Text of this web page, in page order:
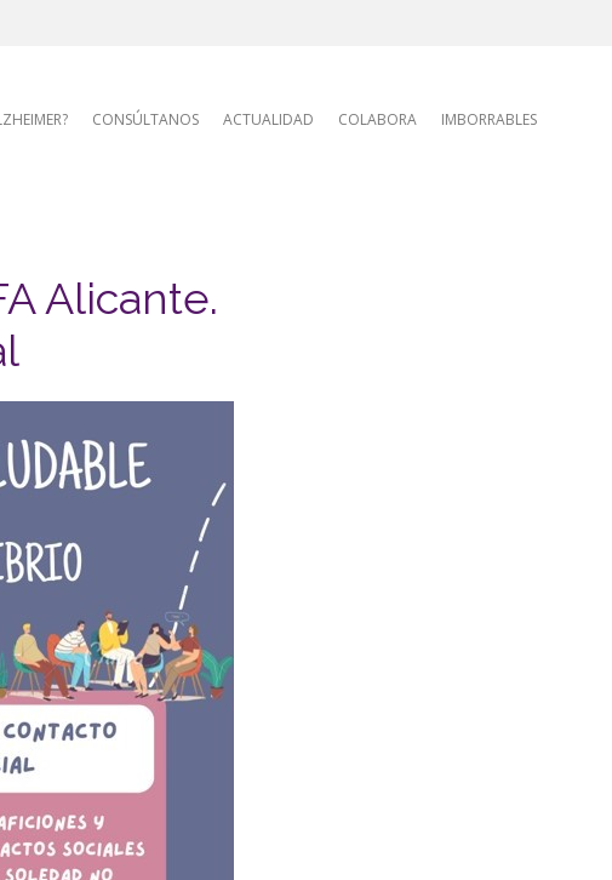
CONSÚLTANOS ACTUALIDAD COLABORA IMBORRABLES
Alicante.